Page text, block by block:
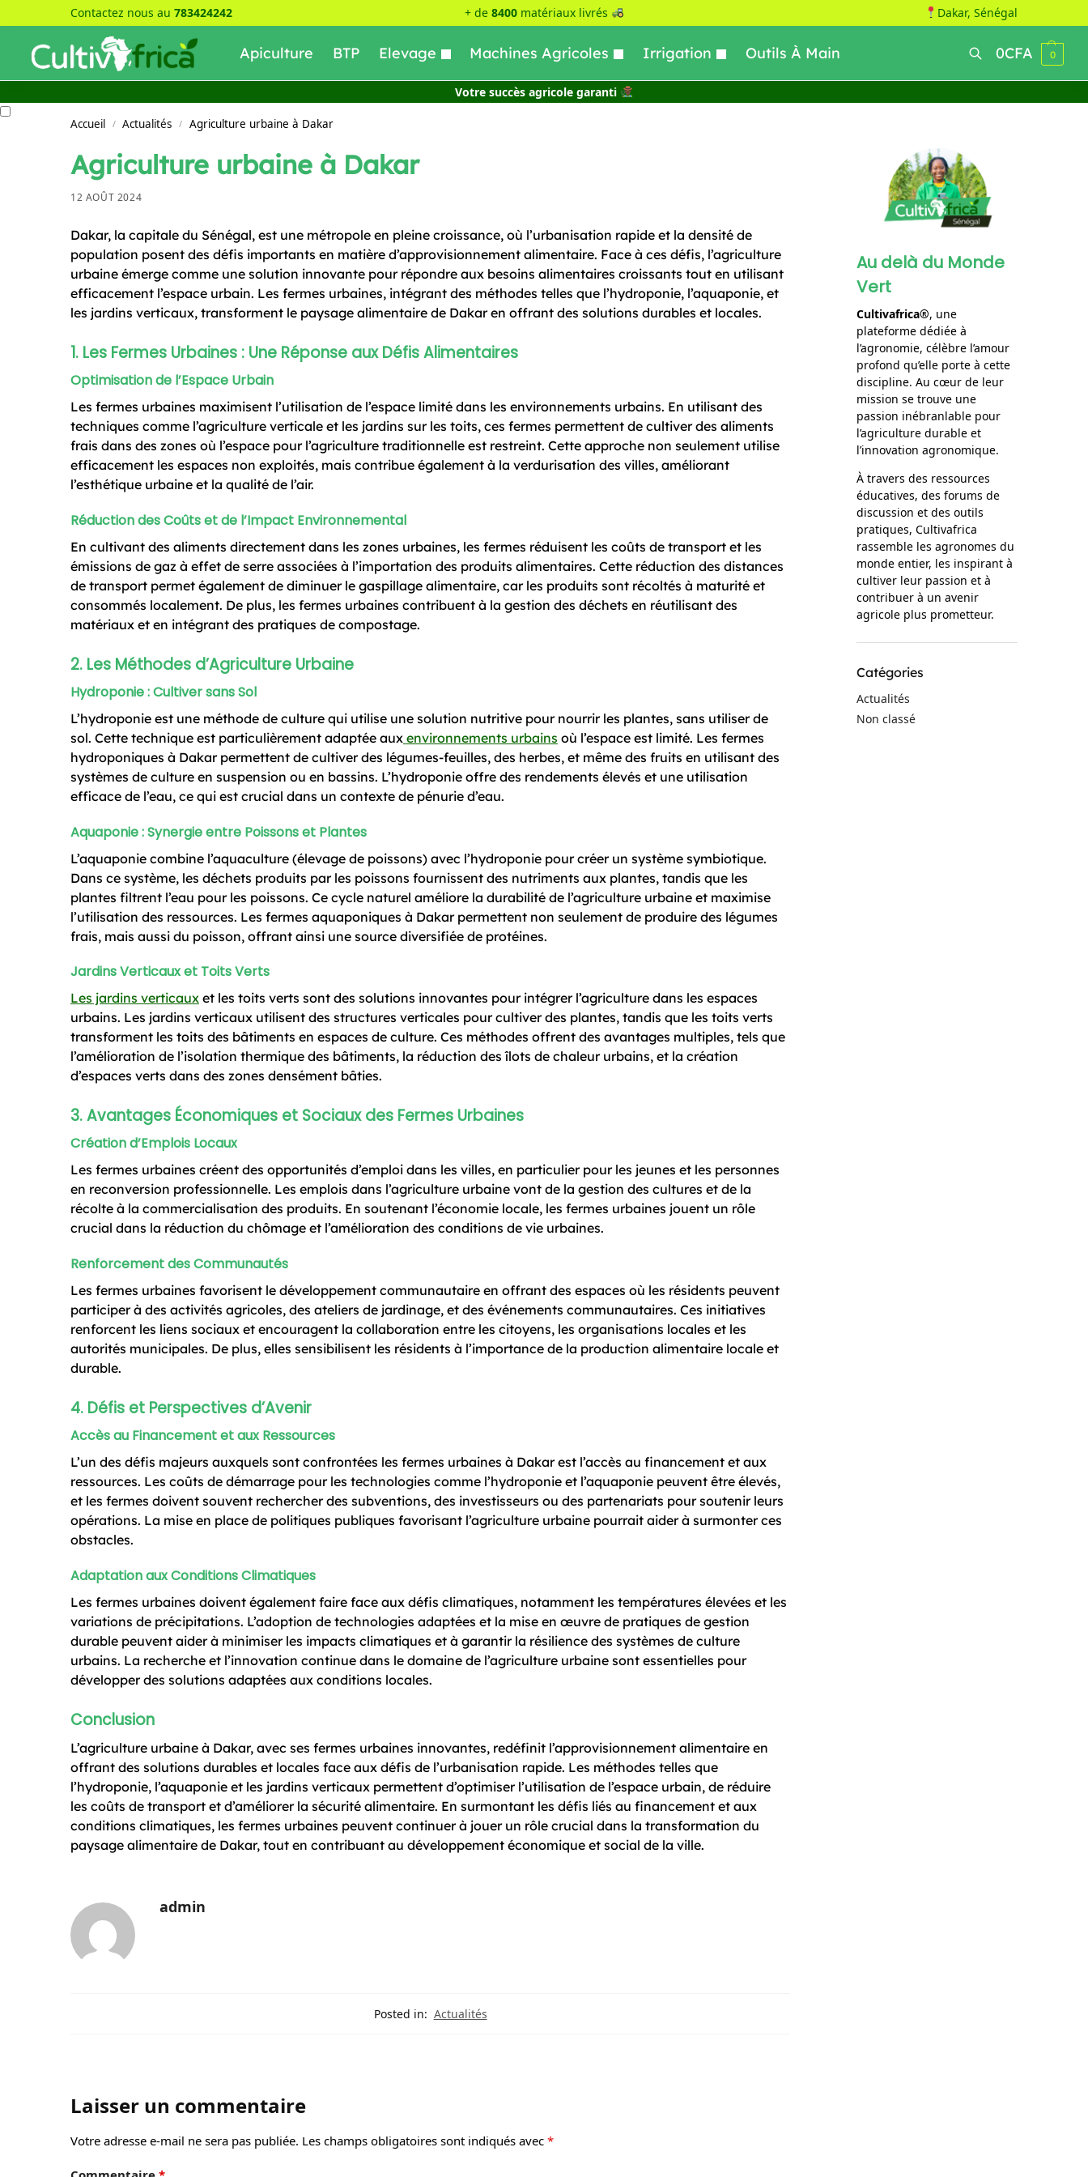
Contactez nous au 783424242 + de 8400matériaux livrés Dakar, Sénégal
Apiculture BTP Elevage Machines Agricoles Irrigation Outils À Main
Recherche
Recherche
0CFA 0
Votre succès agricole garanti
Accueil / Actualités / Agriculture urbaine à Dakar
Agriculture urbaine à Dakar
12 AOÛT 2024
Dakar, la capitale du Sénégal, est une métropole en pleine croissance, où l’urbanisation rapide et la densité de
population posent des défis importants en matière d’approvisionnement alimentaire. Face à ces défis, l’agriculture
urbaine émerge comme une solution innovante pour répondre aux besoins alimentaires croissants tout en utilisant
efficacement l’espace urbain. Les fermes urbaines, intégrant des méthodes telles que l’hydroponie, l’aquaponie, et
les jardins verticaux, transforment le paysage alimentaire de Dakar en offrant des solutions durables et locales.
1. Les Fermes Urbaines : Une Réponse aux Défis Alimentaires
Optimisation de l’Espace Urbain
Les fermes urbaines maximisent l’utilisation de l’espace limité dans les environnements urbains. En utilisant des
techniques comme l’agriculture verticale et les jardins sur les toits, ces fermes permettent de cultiver des aliments
frais dans des zones où l’espace pour l’agriculture traditionnelle est restreint. Cette approche non seulement utilise
efficacement les espaces non exploités, mais contribue également à la verdurisation des villes, améliorant
l’esthétique urbaine et la qualité de l’air.
Réduction des Coûts et de l’Impact Environnemental
En cultivant des aliments directement dans les zones urbaines, les fermes réduisent les coûts de transport et les
émissions de gaz à effet de serre associées à l’importation des produits alimentaires. Cette réduction des distances
de transport permet également de diminuer le gaspillage alimentaire, car les produits sont récoltés à maturité et
consommés localement. De plus, les fermes urbaines contribuent à la gestion des déchets en réutilisant des
matériaux et en intégrant des pratiques de compostage.
2. Les Méthodes d’Agriculture Urbaine
Hydroponie : Cultiver sans Sol
L’hydroponie est une méthode de culture qui utilise une solution nutritive pour nourrir les plantes, sans utiliser de
sol. Cette technique est particulièrement adaptée aux environnements urbains où l’espace est limité. Les fermes
hydroponiques à Dakar permettent de cultiver des légumes-feuilles, des herbes, et même des fruits en utilisant des
systèmes de culture en suspension ou en bassins. L’hydroponie offre des rendements élevés et une utilisation
efficace de l’eau, ce qui est crucial dans un contexte de pénurie d’eau.
Aquaponie : Synergie entre Poissons et Plantes
L’aquaponie combine l’aquaculture (élevage de poissons) avec l’hydroponie pour créer un système symbiotique.
Dans ce système, les déchets produits par les poissons fournissent des nutriments aux plantes, tandis que les
plantes filtrent l’eau pour les poissons. Ce cycle naturel améliore la durabilité de l’agriculture urbaine et maximise
l’utilisation des ressources. Les fermes aquaponiques à Dakar permettent non seulement de produire des légumes
frais, mais aussi du poisson, offrant ainsi une source diversifiée de protéines.
Jardins Verticaux et Toits Verts
Les jardins verticaux et les toits verts sont des solutions innovantes pour intégrer l’agriculture dans les espaces
urbains. Les jardins verticaux utilisent des structures verticales pour cultiver des plantes, tandis que les toits verts
transforment les toits des bâtiments en espaces de culture. Ces méthodes offrent des avantages multiples, tels que
l’amélioration de l’isolation thermique des bâtiments, la réduction des îlots de chaleur urbains, et la création
d’espaces verts dans des zones densément bâties.
3. Avantages Économiques et Sociaux des Fermes Urbaines
Création d’Emplois Locaux
Les fermes urbaines créent des opportunités d’emploi dans les villes, en particulier pour les jeunes et les personnes
en reconversion professionnelle. Les emplois dans l’agriculture urbaine vont de la gestion des cultures et de la
récolte à la commercialisation des produits. En soutenant l’économie locale, les fermes urbaines jouent un rôle
crucial dans la réduction du chômage et l’amélioration des conditions de vie urbaines.
Renforcement des Communautés
Les fermes urbaines favorisent le développement communautaire en offrant des espaces où les résidents peuvent
participer à des activités agricoles, des ateliers de jardinage, et des événements communautaires. Ces initiatives
renforcent les liens sociaux et encouragent la collaboration entre les citoyens, les organisations locales et les
autorités municipales. De plus, elles sensibilisent les résidents à l’importance de la production alimentaire locale et
durable.
4. Défis et Perspectives d’Avenir
Accès au Financement et aux Ressources
L’un des défis majeurs auxquels sont confrontées les fermes urbaines à Dakar est l’accès au financement et aux
ressources. Les coûts de démarrage pour les technologies comme l’hydroponie et l’aquaponie peuvent être élevés,
et les fermes doivent souvent rechercher des subventions, des investisseurs ou des partenariats pour soutenir leurs
opérations. La mise en place de politiques publiques favorisant l’agriculture urbaine pourrait aider à surmonter ces
obstacles.
Adaptation aux Conditions Climatiques
Les fermes urbaines doivent également faire face aux défis climatiques, notamment les températures élevées et les
variations de précipitations. L’adoption de technologies adaptées et la mise en œuvre de pratiques de gestion
durable peuvent aider à minimiser les impacts climatiques et à garantir la résilience des systèmes de culture
urbains. La recherche et l’innovation continue dans le domaine de l’agriculture urbaine sont essentielles pour
développer des solutions adaptées aux conditions locales.
Conclusion
L’agriculture urbaine à Dakar, avec ses fermes urbaines innovantes, redéfinit l’approvisionnement alimentaire en
offrant des solutions durables et locales face aux défis de l’urbanisation rapide. Les méthodes telles que
l’hydroponie, l’aquaponie et les jardins verticaux permettent d’optimiser l’utilisation de l’espace urbain, de réduire
les coûts de transport et d’améliorer la sécurité alimentaire. En surmontant les défis liés au financement et aux
conditions climatiques, les fermes urbaines peuvent continuer à jouer un rôle crucial dans la transformation du
paysage alimentaire de Dakar, tout en contribuant au développement économique et social de la ville.
admin
Posted in: Actualités
Laisser un commentaire
Votre adresse e-mail ne sera pas publiée. Les champs obligatoires sont indiqués avec *
Au delà du Monde
Vert
Cultivafrica®, une
plateforme dédiée à
l’agronomie, célèbre l’amour
profond qu’elle porte à cette
discipline. Au cœur de leur
mission se trouve une
passion inébranlable pour
l’agriculture durable et
l’innovation agronomique.
À travers des ressources
éducatives, des forums de
discussion et des outils
pratiques, Cultivafrica
rassemble les agronomes du
monde entier, les inspirant à
cultiver leur passion et à
contribuer à un avenir
agricole plus prometteur.
Catégories
Actualités
Non classé